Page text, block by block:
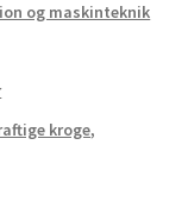
og maskinteknik
kroge,